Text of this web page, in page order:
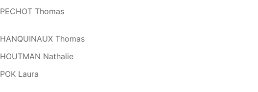
PECHOT Thomas
HANQUINAUX Thomas
HOUTMAN Nathalie
POK Laura